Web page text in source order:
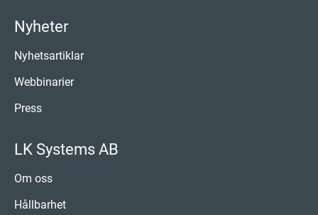
Nyheter
Nyhetsartiklar
Webbinarier
Press
LK Systems AB
Om oss
Hållbarhet